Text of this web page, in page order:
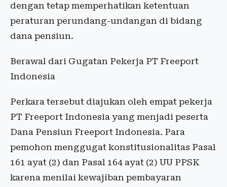
dengan tetap memperhatikan ketentuan
peraturan perundang-undangan di bidang
dana pensiun.
Berawal dari Gugatan Pekerja PT Freeport
Indonesia
Perkara tersebut diajukan oleh empat pekerja
PT Freeport Indonesia yang menjadi peserta
Dana Pensiun Freeport Indonesia. Para
pemohon menggugat konstitusionalitas Pasal
161 ayat (2) dan Pasal 164 ayat (2) UU PPSK
karena menilai kewajiban pembayaran